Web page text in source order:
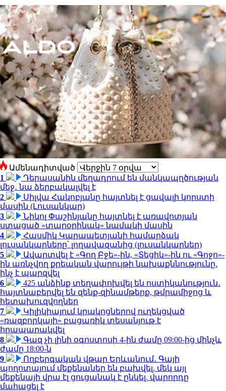
Ամենադիտված
1
Դերասանին մեղադրում են մանկապղծության
մեջ․ նա ձերբակալվել է
2
Սիլվա Հակոբյանը հայտնել է ցավալի կորստի
մասին (Լուսանկար)
3
Նիկոլ Փաշինյանը հայտնել է առավոտյան
ստացած «տարօրինակ» նամակի մասին
4
Հասմիկ Կարապետյանի համարձակ
լուսանկարները՝ լողավազանից (լուսանկարներ)
5
Ավարտվել է «Գող Բջե»-ին, «Տեցիկ»-ին ու «Գոջո»-
ին առնչվող քրեական վարույթի նախաքննությունը.
ինչ է պարզվել
6
425 անձինք տեղափոխվել են ոստիկանություն․
հայտնաբերվել են զենք-զինամթերք, թմրամիջոց և
հետախուզվողներ
7
Կիլիկիայում կրակոցներով ուղեկցված
«ռազբորկայի» բացառիկ տեսանյութ է
հրապարակվել
8
Գազ չի լինի օգոստոսի 4-ին ժամը 09:00-ից մինչև
ժամը 18:00-ն
9
Ողբերգական վթար Երևանում․ Գայի
պողոտայում մեքենաներ են բախվել, մեկ այլ
մեքենայի վրա էլ ցուցանակ է ընկել. վարորդը
մահացել է